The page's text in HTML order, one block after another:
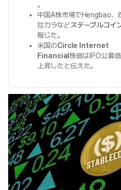
。
中国A株市場でHengbao、
拉カラなどステーブルコイ
報じた。
米国のCircle Internet
Financial株価はIPO公募
上昇したと伝えた。